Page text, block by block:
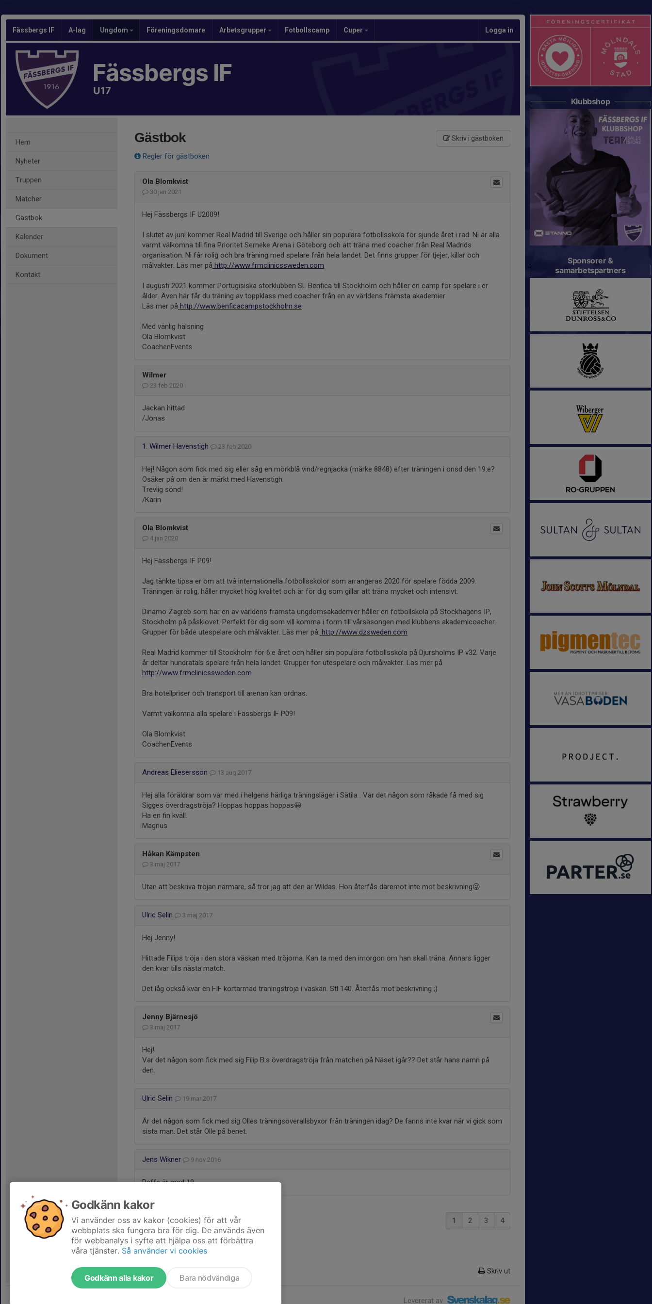
Fässbergs IF A-lag Ungdom Föreningsdomare Arbetsgrupper Fotbollscamp Cuper Logga in
Fässbergs IF
U17
Hem
Nyheter
Truppen
Matcher
Gästbok
Kalender
Dokument
Kontakt
Gästbok Skriv i gästboken
Regler för gästboken
Ola Blomkvist
30 jan 2021
Hej Fässbergs IF U2009!
I slutet av juni kommer Real Madrid till Sverige och håller sin populära fotbollsskola för sjunde året i rad. Ni är alla
varmt välkomna till fina Prioritet Serneke Arena i Göteborg och att träna med coacher från Real Madrids
organisation. Ni får rolig och bra träning med spelare från hela landet. Det finns grupper för tjejer, killar och
målvakter. Läs mer på http://www.frmclinicssweden.com
I augusti 2021 kommer Portugisiska storklubben SL Benfica till Stockholm och håller en camp för spelare i er
ålder. Även här får du träning av toppklass med coacher från en av världens främsta akademier.
Läs mer på http://www.benficacampstockholm.se
Med vänlig hälsning
Ola Blomkvist
CoachenEvents
Wilmer
23 feb 2020
Jackan hittad
/Jonas
1. Wilmer Havenstigh 23 feb 2020
Hej! Någon som fick med sig eller såg en mörkblå vind/regnjacka (märke 8848) efter träningen i onsd den 19:e?
Osäker på om den är märkt med Havenstigh.
Trevlig sönd!
/Karin
Ola Blomkvist
4 jan 2020
Hej Fässbergs IF P09!
Jag tänkte tipsa er om att två internationella fotbollsskolor som arrangeras 2020 för spelare födda 2009.
Träningen är rolig, håller mycket hög kvalitet och är för dig som gillar att träna mycket och intensivt.
Dinamo Zagreb som har en av världens främsta ungdomsakademier håller en fotbollskola på Stockhagens IP,
Stockholm på påsklovet. Perfekt för dig som vill komma i form till vårsäsongen med klubbens akademicoacher.
Grupper för både utespelare och målvakter. Läs mer på: http://www.dzsweden.com
Real Madrid kommer till Stockholm för 6:e året och håller sin populära fotbollsskola på Djursholms IP v32. Varje
år deltar hundratals spelare från hela landet. Grupper för utespelare och målvakter. Läs mer på
http://www.frmclinicssweden.com
Bra hotellpriser och transport till arenan kan ordnas.
Varmt välkomna alla spelare i Fässbergs IF P09!
Ola Blomkvist
CoachenEvents
Andreas Eliesersson 13 aug 2017
Hej alla föräldrar som var med i helgens härliga träningsläger i Sätila . Var det någon som råkade få med sig
Sigges överdragströja? Hoppas hoppas hoppas😀
Ha en fin kväll.
Magnus
Håkan Kämpsten
3 maj 2017
Utan att beskriva tröjan närmare, så tror jag att den är Wildas. Hon återfås däremot inte mot beskrivning😜
Ulric Selin 3 maj 2017
Hej Jenny!
Hittade Filips tröja i den stora väskan med tröjorna. Kan ta med den imorgon om han skall träna. Annars ligger
den kvar tills nästa match.
Det låg också kvar en FIF kortärmad träningströja i väskan. Stl 140. Återfås mot beskrivning ;)
Jenny Bjärnesjö
3 maj 2017
Hej!
Var det någon som fick med sig Filip B:s överdragströja från matchen på Näset igår?? Det står hans namn på
den.
Ulric Selin 19 mar 2017
Är det någon som fick med sig Olles träningsoverallsbyxor från träningen idag? De fanns inte kvar när vi gick som
sista man. Det står Olle på benet.
Jens Wikner 9 nov 2016
Raffe är med 19
1 2 3 4
Skriv ut
Levererat av
Klubbshop
Sponsorer &
samarbetspartners
Godkänn kakor
Vi använder oss av kakor (cookies) för att vår
webbplats ska fungera bra för dig. De används även
för webbanalys i syfte att hjälpa oss att förbättra
våra tjänster. Så använder vi cookies
Godkänn alla kakor Bara nödvändiga